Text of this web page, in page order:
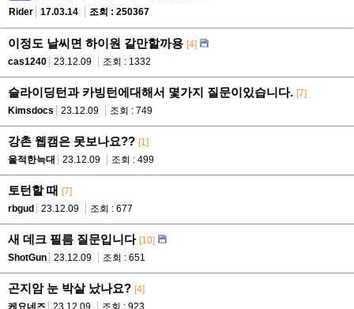
Rider
17.03.14 조회 : 250367
이정도 날씨면 하이원 갈만할까용 [4]
cas1240
23.12.09 조회 : 1332
슬라이딩턴과 카빙턴에대해서 몇가지 질문이있습니다. [7]
Kimsdocs
23.12.09 조회 : 749
강촌 웹캠은 못보나요?? [1]
울적한늑대
23.12.09 조회 : 499
토턴할 때 [7]
rbgud
23.12.09 조회 : 677
새 데크 필름 질문입니다 [10]
ShotGun
23.12.09 조회 : 651
곤지암 눈 박살 났나요? [4]